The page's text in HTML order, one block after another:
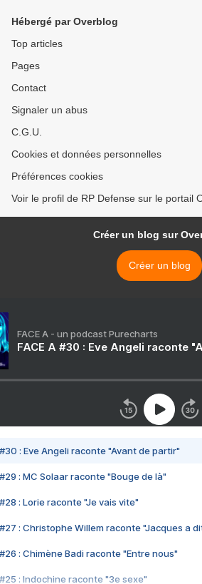
Hébergé par Overblog
Top articles
Pages
Contact
Signaler un abus
C.G.U.
Cookies et données personnelles
Préférences cookies
Voir le profil de RP Defense sur le portail
Créer un blog sur
Créer un blog
FACE A - un podcast Purecharts
FACE A #30 : Eve Angeli raconte
#30 : Eve Angeli raconte "Avant de partir"
#29 : MC Solaar raconte "Bouge de là"
#28 : Lorie raconte "Je vais vite"
#27 : Christophe Willem raconte "Jacques a
#26 : Chimène Badi raconte "Entre nous"
#25 : Indochine raconte "3e sexe"